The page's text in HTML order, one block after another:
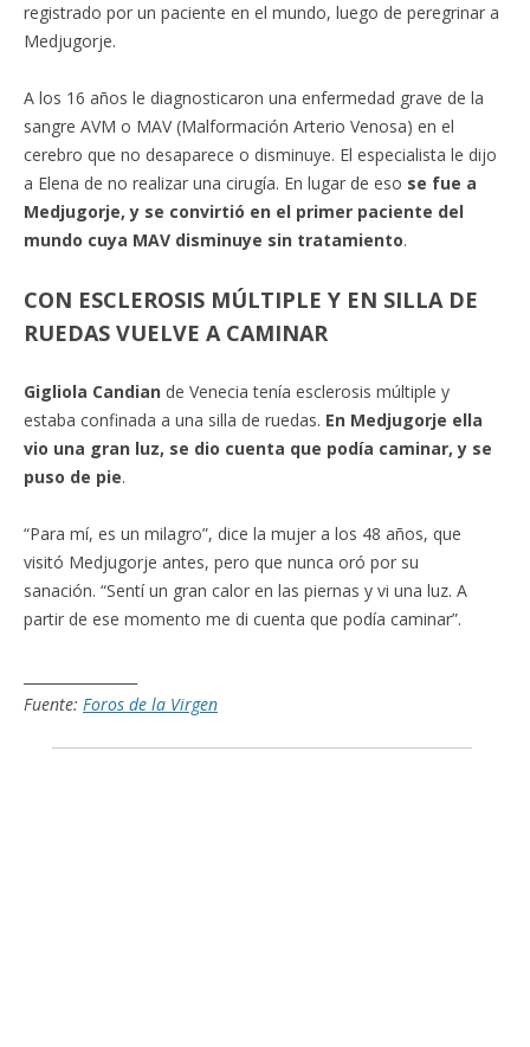
registrado por un paciente en el mundo, luego de peregrinar a
Medjugorje.
A los 16 años le diagnosticaron una enfermedad grave de la
sangre AVM o MAV (Malformación Arterio Venosa) en el
cerebro que no desaparece o disminuye. El especialista le dijo
a Elena de no realizar una cirugía. En lugar de eso se fue a
Medjugorje, y se convirtió en el primer paciente del
mundo cuya MAV disminuye sin tratamiento.
CON ESCLEROSIS MÚLTIPLE Y EN SILLA DE
RUEDAS VUELVE A CAMINAR
Gigliola Candian de Venecia tenía esclerosis múltiple y
estaba confinada a una silla de ruedas. En Medjugorje ella
vio una gran luz, se dio cuenta que podía caminar, y se
puso de pie.
“Para mí, es un milagro”, dice la mujer a los 48 años, que
visitó Medjugorje antes, pero que nunca oró por su
sanación. “Sentí un gran calor en las piernas y vi una luz. A
partir de ese momento me di cuenta que podía caminar”.
Fuente: Foros de la Virgen